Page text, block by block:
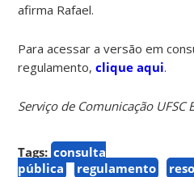
afirma Rafael.
Para acessar a versão em
regulamento,clique aqui.
Serviço de Comunicação UFSC
Tags: consulta
pública
regulamento